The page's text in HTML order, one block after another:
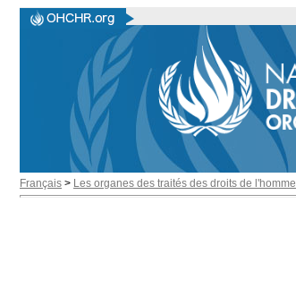
Français > Les organes des traités des droits de l'homme